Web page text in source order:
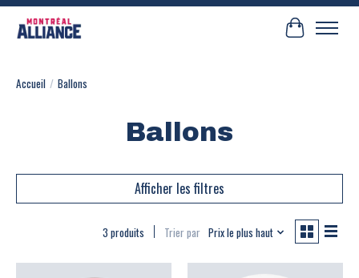
Panier
Accueil / Ballons
Ballons
Afficher les filtres
3 produits Trier par Prix le plus haut